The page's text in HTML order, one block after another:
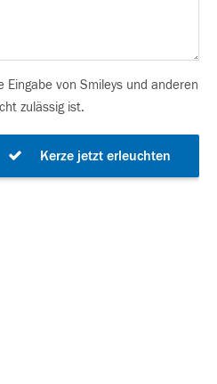
Eingabe von Smileys und anderen
zulässig ist.
Kerze jetzt erleuchten